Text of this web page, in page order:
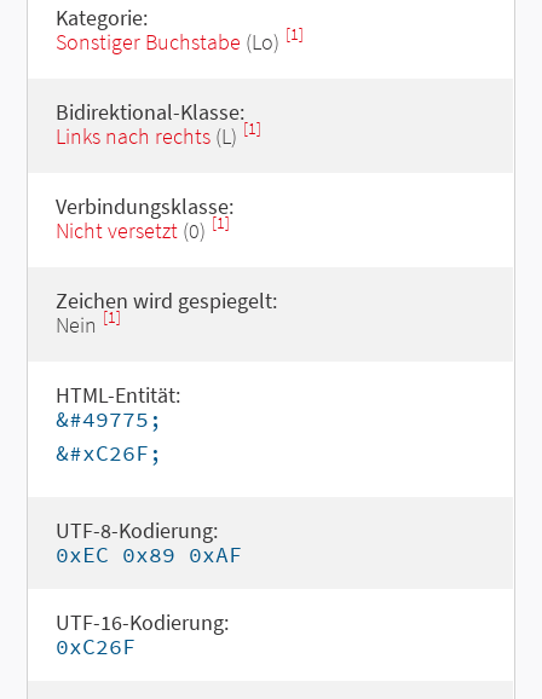
Kategorie:
Sonstiger Buchstabe (Lo) [1]
Bidirektional-Klasse:
Links nach rechts(L) [1]
Verbindungsklasse:
Nicht versetzt(0) [1]
Zeichen wird gespiegelt:
Nein [1]
HTML-Entität:
&#49775;
&#xC26F;
UTF-8-Kodierung:
0xEC 0x89 0xAF
UTF-16-Kodierung:
0xC26F